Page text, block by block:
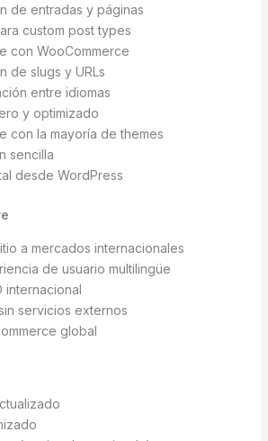
de entradas y páginas
custom post types
con WooCommerce
de slugs y URLs
entre idiomas
y optimizado
con la mayoría de themes
sencilla
desde WordPress
a mercados internacionales
de usuario multilingüe
internacional
servicios externos
global